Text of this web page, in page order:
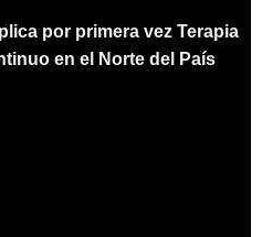
por primera vez Terapia
en el Norte del País